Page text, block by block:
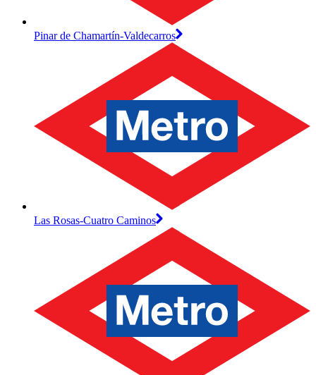
Pinar de Chamartín-Valdecarros
Las Rosas-Cuatro Caminos